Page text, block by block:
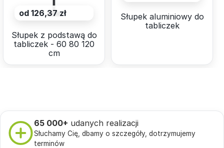
od 126,37 zł
Słupek z podstawą do
tabliczek - 60 80 120
cm
Słupek aluminiowy do
tabliczek
65 000+ udanych realizacji
Słuchamy Cię, dbamy o szczegóły, dotrzymujemy
terminów